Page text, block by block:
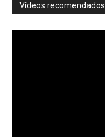
Vídeos recomendados